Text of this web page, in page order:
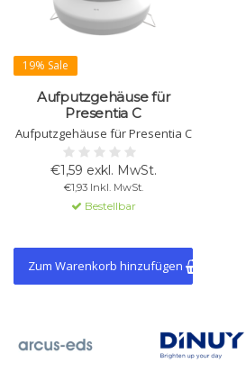
19% Sale
Aufputzgehäuse für
Presentia C
Aufputzgehäuse für Presentia C
€1,59 exkl. MwSt.
€1,93 Inkl. MwSt.
Bestellbar
Zum Warenkorb hinzufügen